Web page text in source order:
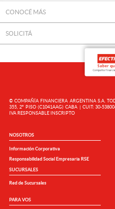
CONOCÉ MÁS
SOLICITÁ
© COMPAÑÍA FINANCIERA ARGENTINA S.A.
355, 2° PISO (C1041AAG) CABA | CUIT: 30-
IVA RESPONSABLE INSCRIPTO
NOSOTROS
Información Corporativa
Responsabilidad Social Empresaria RSE
SUCURSALES
Red de Sucursales
PARA VOS